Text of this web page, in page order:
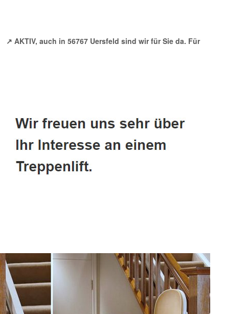
↗️ AKTIV, auch in 56767 Uersfeld sind wir für Sie da. Für